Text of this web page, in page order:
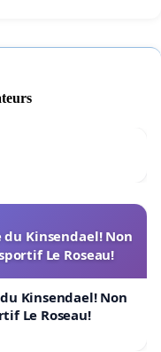
Kinsendael! Non
Le Roseau!
Kinsendael! Non
Le Roseau!